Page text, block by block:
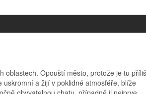
oblastech. Opouští město, protože je tu příliš
uskromní a žijí v poklidné atmosféře, blíže